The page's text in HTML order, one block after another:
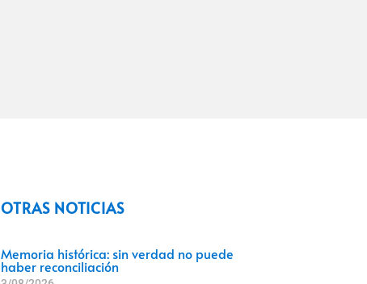
OTRAS NOTICIAS
Memoria histórica: sin verdad no puede
haber reconciliación